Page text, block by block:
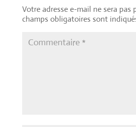
Votre adresse e-mail ne sera pas
champs obligatoires sont